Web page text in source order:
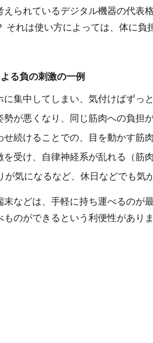
られているデジタル機器の代表
それは使い方によっては、体に
る負の刺激の一例
に集中してしまい、気付けばずっ
が悪くなり、同じ筋肉への負担が
せ続けることでの、目を動かす筋
受け、自律神経系が乱れる（筋
が気になるなど、休日などでも気
末などは、手軽に持ち運べるのが
ものができるという利便性があり